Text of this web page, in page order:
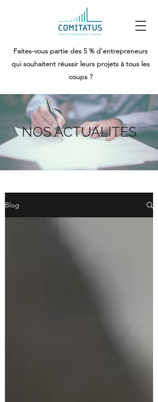
Faites-vous partie des 5 % d'entrepreneurs
qui souhaitent réussir leurs projets à tous les
coups ?
NOS ACTUALITÉS
Blog